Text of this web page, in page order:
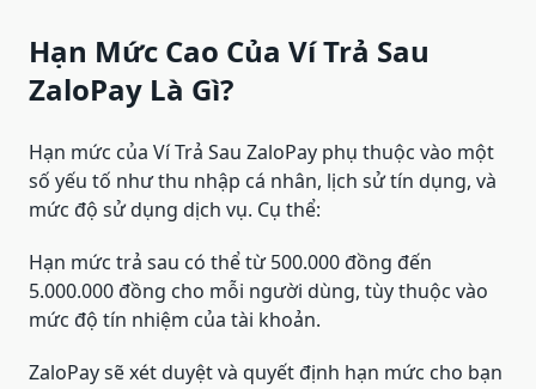
Hạn Mức Cao Của Ví Trả Sau
ZaloPay Là Gì?
Hạn mức của Ví Trả Sau ZaloPay phụ thuộc vào một
số yếu tố như thu nhập cá nhân, lịch sử tín dụng, và
mức độ sử dụng dịch vụ. Cụ thể:
Hạn mức trả sau có thể từ 500.000 đồng đến
5.000.000 đồng cho mỗi người dùng, tùy thuộc vào
mức độ tín nhiệm của tài khoản.
ZaloPay sẽ xét duyệt và quyết định hạn mức cho bạn